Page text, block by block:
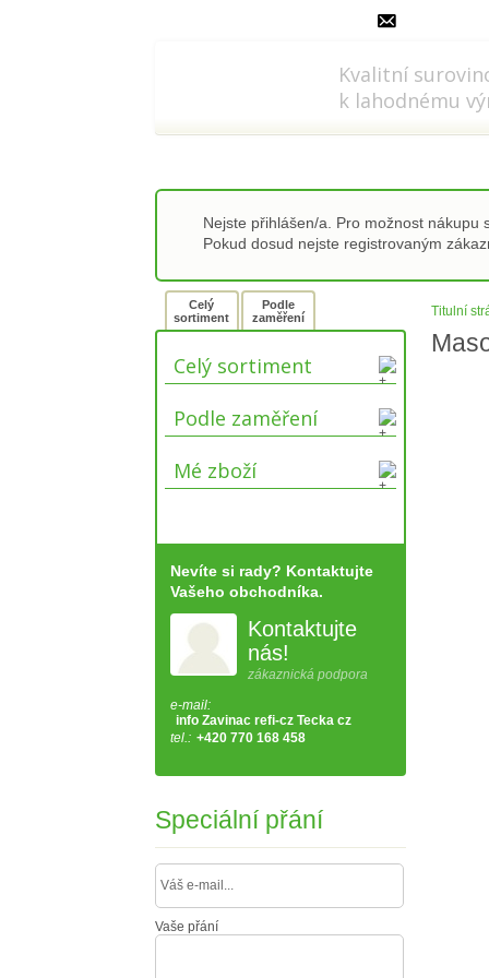
Kvalitní
k lahodnému
Nejste přihlášen/a. Pro možnost nákupu
Pokud dosud nejste registrovaným
Titulní
Celý
sortiment
Podle
zaměření
Celý sortiment
Podle zaměření
Mé zboží
Nevíte si rady? Kontaktujte
Vašeho obchodníka.
Kontaktujte
nás!
zákaznická podpora
e-mail:
info Zavinac refi-cz Tecka cz
tel.: +420 770 168 458
Speciální přání
Vaše přání